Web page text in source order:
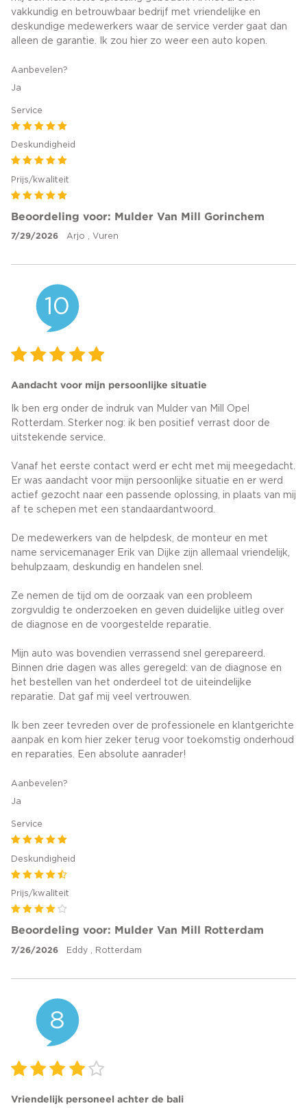
vakkundig en betrouwbaar bedrijf met vriendelijke en
deskundige medewerkers waar de service verder gaat dan
alleen de garantie. Ik zou hier zo weer een auto kopen.
Aanbevelen?
Ja
Service
Deskundigheid
Prijs/kwaliteit
Beoordeling voor: Mulder Van Mill Gorinchem
7/29/2026 Arjo , Vuren
10
Aandacht voor mijn persoonlijke situatie
Ik ben erg onder de indruk van Mulder van Mill Opel
Rotterdam. Sterker nog: ik ben positief verrast door de
uitstekende service.
Vanaf het eerste contact werd er echt met mij meegedacht.
Er was aandacht voor mijn persoonlijke situatie en er werd
actief gezocht naar een passende oplossing, in plaats van mij
af te schepen met een standaardantwoord.
De medewerkers van de helpdesk, de monteur en met
name servicemanager Erik van Dijke zijn allemaal vriendelijk,
behulpzaam, deskundig en handelen snel.
Ze nemen de tijd om de oorzaak van een probleem
zorgvuldig te onderzoeken en geven duidelijke uitleg over
de diagnose en de voorgestelde reparatie.
Mijn auto was bovendien verrassend snel gerepareerd.
Binnen drie dagen was alles geregeld: van de diagnose en
het bestellen van het onderdeel tot de uiteindelijke
reparatie. Dat gaf mij veel vertrouwen.
Ik ben zeer tevreden over de professionele en klantgerichte
aanpak en kom hier zeker terug voor toekomstig onderhoud
en reparaties. Een absolute aanrader!
Aanbevelen?
Ja
Service
Deskundigheid
Prijs/kwaliteit
Beoordeling voor: Mulder Van Mill Rotterdam
7/26/2026 Eddy , Rotterdam
8
Vriendelijk personeel achter de bali